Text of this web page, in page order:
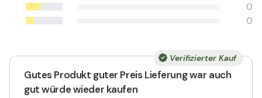
0
0
Verifizierter Kauf
Gutes Produkt guter Preis Lieferung war auch
gut würde wieder kaufen